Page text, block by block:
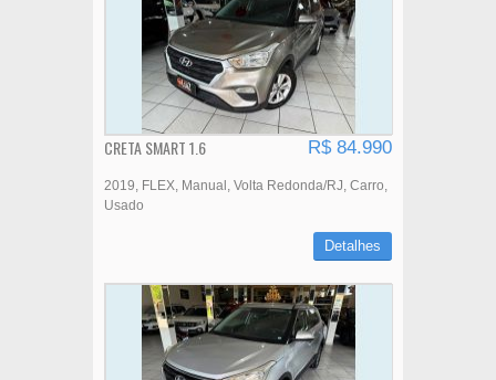
CRETA SMART 1.6 R$ 84.990
2019 FLEX Manual Volta Redonda/RJ Carro
Usado
Detalhes